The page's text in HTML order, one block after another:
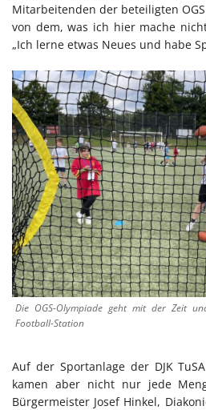
Mitarbeitenden der beteiligten
von dem, was ich hier mache
„Ich lerne etwas Neues und habe
Die OGS-Olympiade geht mit der Zeit
Football-Station
Auf der Sportanlage der DJK
kamen aber nicht nur jede
Bürgermeister Josef Hinkel,